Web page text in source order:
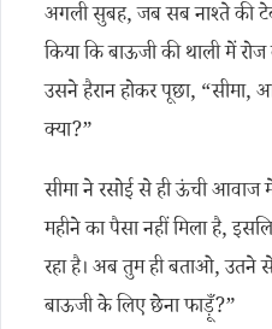
अगली सुबह, जब सब नाश्ते की
किया कि बाऊजी की थाली में
उसने हैरान होकर पूछा,
क्या?”
सीमा ने रसोई से ही ऊंची
महीने का पैसा नहीं मिला है,
रहा है। अब तुम ही बताओ, उतने
बाऊजी के लिए छेना फाड़ूँ?”